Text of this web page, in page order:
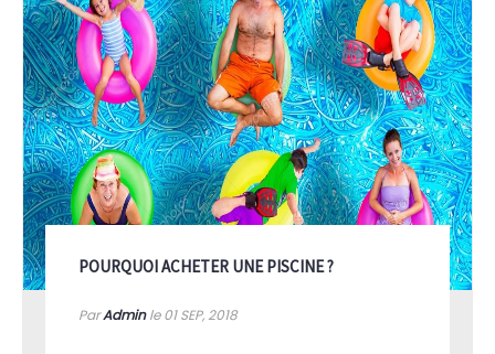
POURQUOI ACHETER UNE PISCINE ?
ParAdminle 01SEP, 2018